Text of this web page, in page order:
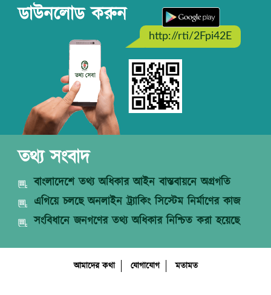
ডাউনলোড করুন
http://rti/2Fpi42E
তথ্য সংবাদ
বাংলাদেশে তথ্য অধিকার আইন বাস্তবায়নে অগ্রগতি
এগিয়ে চলছে অনলাইন ট্র্যাকিং সিস্টেম নির্মাণের কাজ
সংবিধানে জনগণের তথ্য অধিকার নিশ্চিত করা হয়েছে
আমাদের কথা যোগাযোগ মতামত